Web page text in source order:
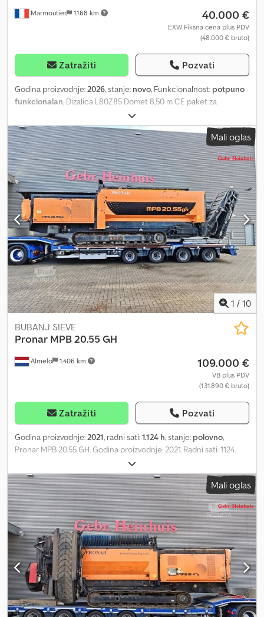
Marmoutier 1.168 km 40.000 €
EXW Fiksna cena plus PDV
(48.000 € bruto)
Zatražiti Pozvati
Godina proizvodnje:2026, stanje: novo, Funkcionalnost: potpuno
funkcionalan, Dizalica L80Z85 Domet 8,50 m CE paket za
reciklažu: Balansni ventili, elektronski sistem za kontrolu
stabilnosti Dupli teleskop Crna boja RAL 9005 Credpfxezkvdks
Abzef Izvodni nosač dužine 3,4 m Centralna sedište sa 2 krstasta
ručice i 2 pedale 3 ručice za upravljanje stabilizatorima sa sedišta
4 + 5 razvodnika montiranih na sedištu Bez razvodnika na donjem
delu Grejano sedište Radno svetlo na sedištu Radno svetlo na
ramenu Zaštita razvodnika i cilindara Manometar Sat vremena
rada Dizalica nije montirana, dostupna odmah.
Mali oglas
1 / 10
Almelo 1.406 km
BUBANJ SIEVE
Pronar MPB 20.55 GH
109.000 €
VB plus PDV
(131.890 € bruto)
Zatražiti Pozvati
Godina proizvodnje:2021, radni sati:1.124 h, stanje: polovno,
Pronar MPB 20.55 GH. Godina proizvodnje: 2021. Radni sati: 1124.
Masa: 21.000 kg. CE mašina. Dvosmerni bočni transporter.
Dvosmerni transporter. Širina ploča: 500 mm. UC hidraulični sistem
za podešavanje visine (odvojeno napred i sa leve strane). Radio
daljinski upravljač + daljinski upravljač sa kablom. Centralni sistem
podmazivanja. UC: 80%. Bez bubnja! Crjdpfx Aozmtz Sobzef ID broj:
323. Opšti uslovi poslovanja kompanije Heinhuis primenjuju se na
sve oglase, ponude i predračune kompanije Heinhuis, sve
ugovore zaključene od strane kompanije Heinhuis i pregovore
koji prethode njima. Svakom vrstom odgovora prihvatate
primenljivost Opštih uslova poslovanja kompanije Heinhuis i
izjavljujete da ste upoznati sa ovim Opštim uslovima poslovanja.
Naše cene su izvozne neto cene. = Dodatne informacije = Vrsta
goriva: Dizel Godina proizvodnje: 2021 Pogonski sistem: Gusenica
Mali oglas